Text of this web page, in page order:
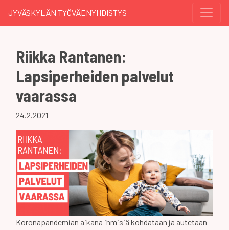
JYVÄSKYLÄN TYÖVÄENYHDISTYS
Riikka Rantanen:
Lapsiperheiden palvelut
vaarassa
24.2.2021
Koronapandemian aikana ihmisiä kohdataan ja autetaan